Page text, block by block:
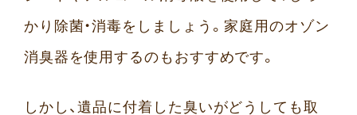
かり除菌・消毒をしましょう。家庭用のオゾン
消臭器を使用するのもおすすめです。
しかし、遺品に付着した臭いがどうしても取